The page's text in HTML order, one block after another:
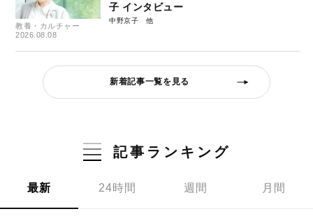
教養・カルチャー
2026.08.08
子 インタビュー
中野京子
新着記事一覧を見る
記事ランキング
最新 24時間 週間 月間